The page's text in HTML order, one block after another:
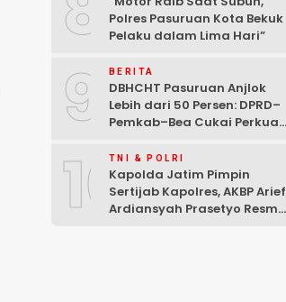
Polres Pasuruan Kota Bekuk
Pelaku dalam Lima Hari” ‎
9 BERITA
DBHCHT Pasuruan Anjlok
Lebih dari 50 Persen: DPRD–
Pemkab–Bea Cukai Perkuat
Rokok Ilegal
10TNI & POLRI
Kapolda Jatim Pimpin
Sertijab Kapolres, AKBP Arief
Ardiansyah Prasetyo Resmi